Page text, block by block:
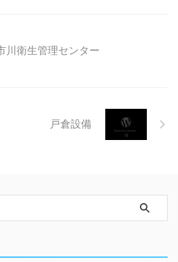
川衛生管理センター
戸倉設備